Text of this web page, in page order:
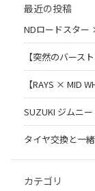
最近の投稿
NDロードスター
【突然のバース
【RAYS × MID
SUZUKI ジムニ
タイヤ交換と一
カテゴリ